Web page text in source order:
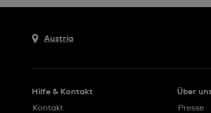
Austria
Hilfe & Kontakt
Kontakt
Über
Presse